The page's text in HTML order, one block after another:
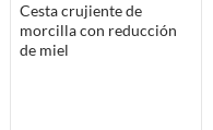
Cesta crujiente de
morcilla con reducción
de miel